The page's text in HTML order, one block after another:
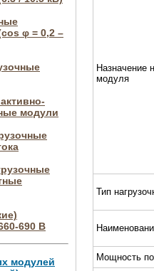
φ = 0,2 –
модули
690 В
модулей
Назначение
модуля
Тип
Мощность